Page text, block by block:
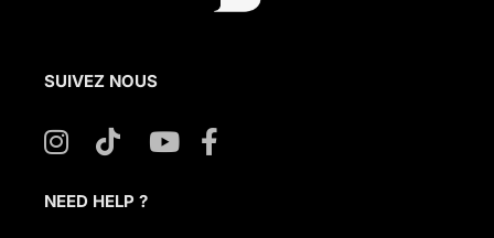
SUIVEZ NOUS
NEED HELP ?